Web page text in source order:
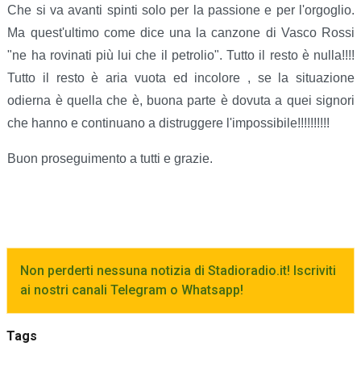
Che si va avanti spinti solo per la passione e per l'orgoglio.
Ma quest'ultimo come dice una la canzone di Vasco Rossi
"ne ha rovinati più lui che il petrolio". Tutto il resto è nulla!!!!
Tutto il resto è aria vuota ed incolore , se la situazione
odierna è quella che è, buona parte è dovuta a quei signori
che hanno e continuano a distruggere l'impossibile!!!!!!!!!!
Buon proseguimento a tutti e grazie.
Non perderti nessuna notizia di Stadioradio.it! Iscriviti
ai nostri canali Telegram o Whatsapp!
Tags